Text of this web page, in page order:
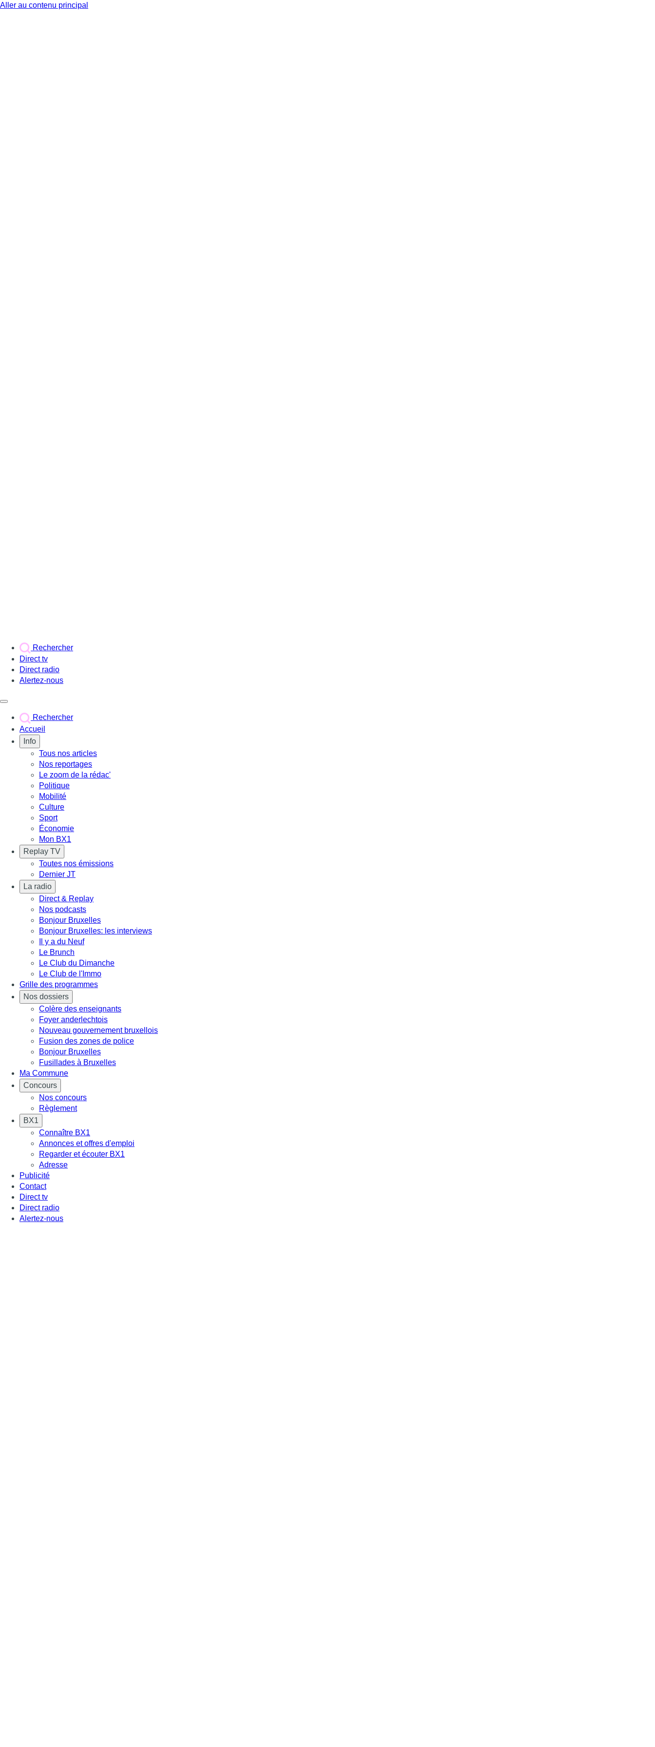
Aller au contenu principal
Rechercher
Direct tv
Direct radio
Alertez-nous
Rechercher
Accueil
Info
Tous nos articles
Nos reportages
Le zoom de la rédac'
Politique
Mobilité
Culture
Sport
Économie
Mon BX1
Replay TV
Toutes nos émissions
Dernier JT
La radio
Direct & Replay
Nos podcasts
Bonjour Bruxelles
Bonjour Bruxelles: les interviews
Il y a du Neuf
Le Brunch
Le Club du Dimanche
Le Club de l'Immo
Grille des programmes
Nos dossiers
Colère des enseignants
Foyer anderlechtois
Nouveau gouvernement bruxellois
Fusion des zones de police
Bonjour Bruxelles
Fusillades à Bruxelles
Ma Commune
Concours
Nos concours
Règlement
BX1
Connaître BX1
Annonces et offres d'emploi
Regarder et écouter BX1
Adresse
Publicité
Contact
Direct tv
Direct radio
Alertez-nous